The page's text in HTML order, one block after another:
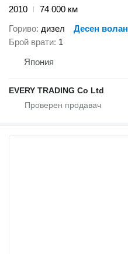
2010
74 000 км
Гориво дизел Десен волан
Брой врати 1
Япония
EVERY TRADING Co Ltd